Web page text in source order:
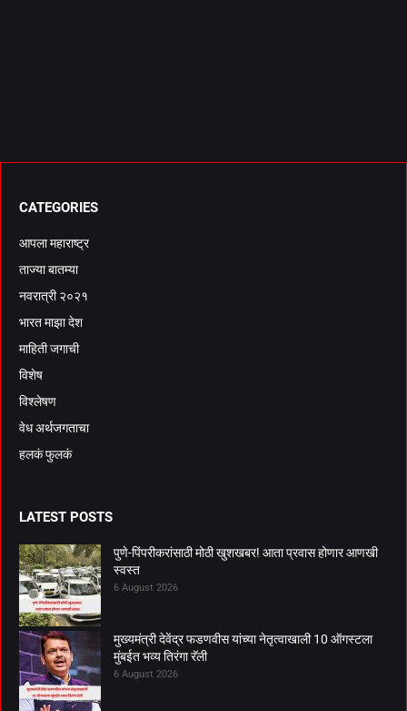
CATEGORIES
आपला महाराष्ट्र
ताज्या बातम्या
नवरात्री २०२१
भारत माझा देश
माहिती जगाची
विशेष
विश्लेषण
वेध अर्थजगताचा
हलकं फुलकं
LATEST POSTS
पुणे-पिंपरीकरांसाठी मोठी खुशखबर! आता प्रवास होणार आणखी
स्वस्त
6 August 2026
मुख्यमंत्री देवेंद्र फडणवीस यांच्या नेतृत्वाखाली 10 ऑगस्टला
मुंबईत भव्य तिरंगा रॅली
6 August 2026